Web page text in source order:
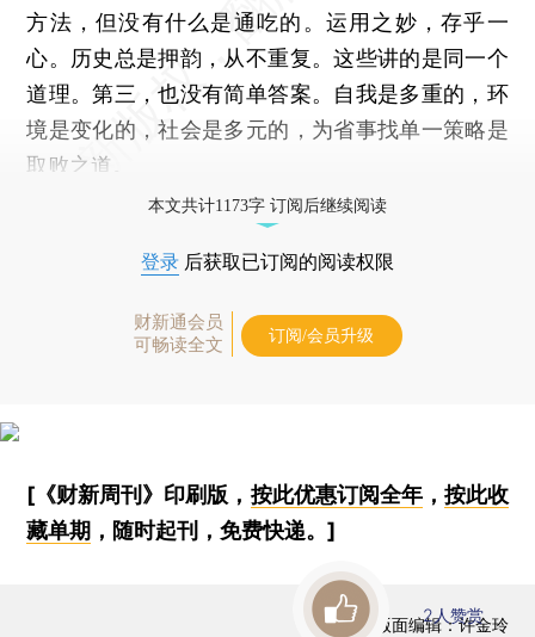
方法，但没有什么是通吃的。运用之妙，存乎一
心。历史总是押韵，从不重复。这些讲的是同一个
道理。第三，也没有简单答案。自我是多重的，环
境是变化的，社会是多元的，为省事找单一策略是
取败之道。
本文共计1173字 订阅后继续阅读
登录 后获取已订阅的阅读权限
财新通会员
可畅读全文
订阅/会员升级
[《财新周刊》印刷版， 按此优惠订阅全年， 按此收
藏单期 ，随时起刊，免费快递。]
版面编辑：许金玲
2人赞赏